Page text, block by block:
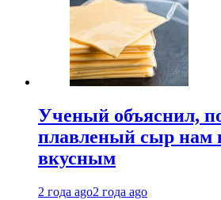
Ученый объяснил,
плавленый сыр нам
вкусным
2 года ago2 года ago